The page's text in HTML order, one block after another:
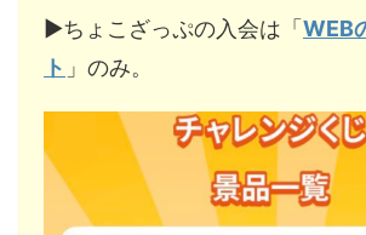
▶︎ちょこざっぷの入会は「WEB
ト 」のみ。